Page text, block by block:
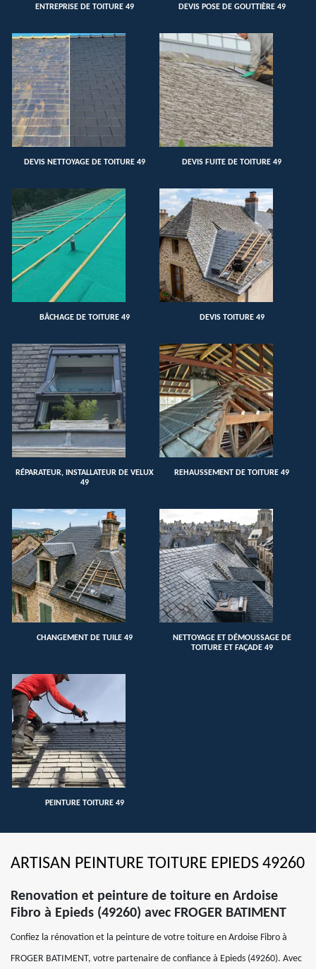
ENTREPRISE DE TOITURE 49 DEVIS POSE DE GOUTTIÈRE 49
DEVIS NETTOYAGE DE TOITURE 49 DEVIS FUITE DE TOITURE 49
BÂCHAGE DE TOITURE 49 DEVIS TOITURE 49
RÉPARATEUR, INSTALLATEUR DE VELUX
49
REHAUSSEMENT DE TOITURE 49
CHANGEMENT DE TUILE 49
NETTOYAGE ET DÉMOUSSAGE DE
TOITURE ET FAÇADE 49
PEINTURE TOITURE 49
ARTISAN PEINTURE TOITURE EPIEDS 49260
Renovation et peinture de toiture en Ardoise
Fibro à Epieds (49260) avec FROGER BATIMENT
Confiez la rénovation et la peinture de votre toiture en Ardoise Fibro à
FROGER BATIMENT, votre partenaire de confiance à Epieds (49260). Avec